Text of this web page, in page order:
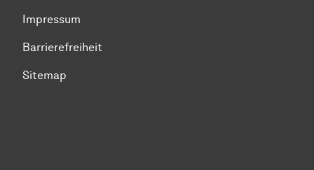
Impressum
Barrierefreiheit
Sitemap